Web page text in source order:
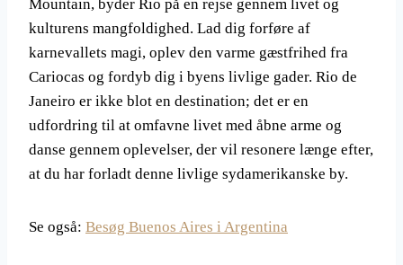
Mountain, byder Rio på en rejse gennem livet og
kulturens mangfoldighed. Lad dig forføre af
karnevallets magi, oplev den varme gæstfrihed fra
Cariocas og fordyb dig i byens livlige gader. Rio de
Janeiro er ikke blot en destination; det er en
udfordring til at omfavne livet med åbne arme og
danse gennem oplevelser, der vil resonere længe efter,
at du har forladt denne livlige sydamerikanske by.
Se også: Besøg Buenos Aires i Argentina